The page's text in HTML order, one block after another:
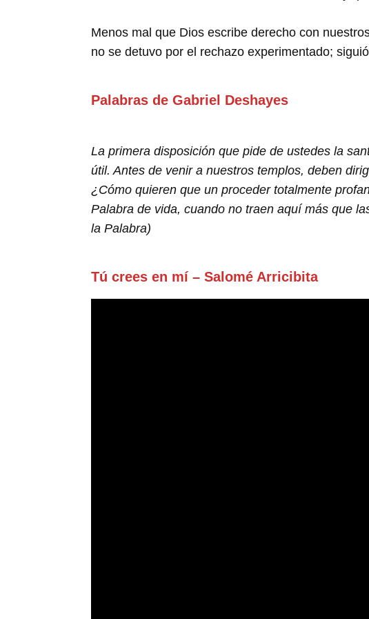
Menos mal que Dios escribe derecho con
no se detuvo por el rechazo experimentado;
Palabras de Gabriel Deshayes
La primera disposición que pide de ustedes la
útil. Antes de venir a nuestros templos, deben
¿Cómo quieren que un proceder totalmente
Palabra de vida, cuando no traen aquí más que
la Palabra)
Tú crees en mí – Salomé Arricibita